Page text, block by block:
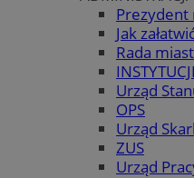
Prezydent
Jak
Rada
Urząd
OPS
Urząd
ZUS
Urząd